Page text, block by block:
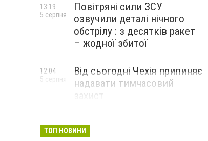
Повітряні сили ЗСУ
озвучили деталі нічного
обстрілу : з десятків ракет
– жодної збитої
13:19
5 серпня
Від сьогодні Чехія припиняє
надавати тимчасовий
12:04
5 серпня
ТОП НОВИНИ